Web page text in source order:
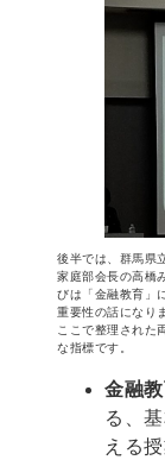
後半では、群馬県
家庭部会長の高橋
びは「金融教育」
重要性の話になり
ここで整理された
な指標です。
金融
る、
える授